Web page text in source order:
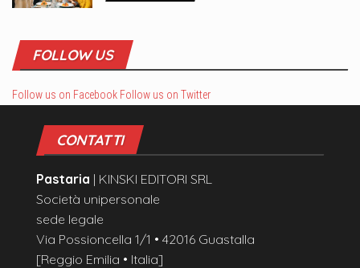
FOLLOW US
Follow us on Facebook Follow us on Twitter
CONTATTI
Pastaria | KINSKI EDITORI SRL
Società unipersonale
sede legale
Via Possioncella 1/1 • 42016 Guastalla
[Reggio Emilia • Italia]